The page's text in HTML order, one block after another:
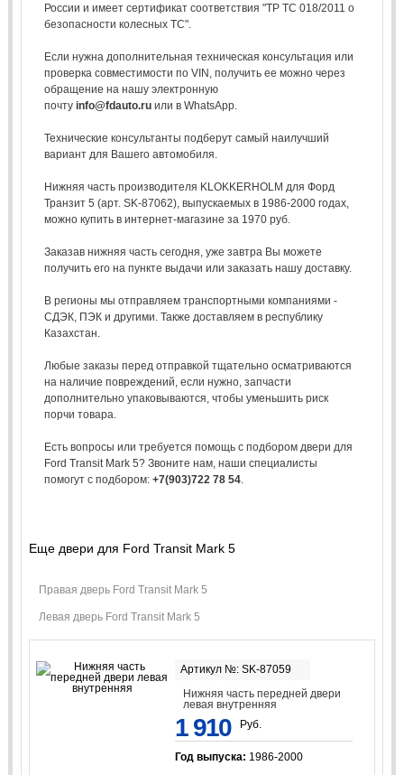
России и имеет сертификат соответствия "ТР ТС 018/2011 о
безопасности колесных ТС".
Если нужна дополнительная техническая консультация или
проверка совместимости по VIN, получить ее можно через
обращение на нашу электронную
почту info@fdauto.ruили в WhatsApp.
Технические консультанты подберут самый наилучший
вариант для Вашего автомобиля.
Нижняя часть производителя KLOKKERHOLM для Форд
Транзит 5 (арт. SK-87062), выпускаемых в 1986-2000 годах,
можно купить в интернет-магазине за 1970 руб.
Заказав нижняя часть сегодня, уже завтра Вы можете
получить его на пункте выдачи или заказать нашу доставку.
В регионы мы отправляем транспортными компаниями -
СДЭК, ПЭК и другими. Также доставляем в республику
Казахстан.
Любые заказы перед отправкой тщательно осматриваются
на наличие повреждений, если нужно, запчасти
дополнительно упаковываются, чтобы уменьшить риск
порчи товара.
Есть вопросы или требуется помощь с подбором двери для
Ford Transit Mark 5? Звоните нам, наши специалисты
помогут с подбором: +7(903)722 78 54.
Еще двери для Ford Transit Mark 5
Правая дверь Ford Transit Mark 5
Левая дверь Ford Transit Mark 5
Артикул №: SK-87059
Нижняя часть передней двери
левая внутренняя
1 910 Руб.
Год выпуска: 1986-2000